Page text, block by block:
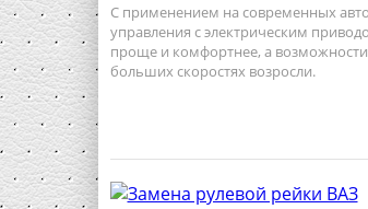
С применением на современных
управления с электрическим
проще и комфортнее, а
больших скоростях возросли.